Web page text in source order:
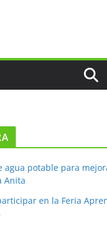
agua potable para
Anita
en la Feria